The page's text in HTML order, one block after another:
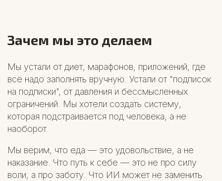
Зачем мы это делаем
Мы устали от диет, марафонов, приложений, где
всё надо заполнять вручную. Устали от "подписок
на подписки", от давления и бессмысленных
ограничений. Мы хотели создать систему,
которая подстраивается под человека, а не
наоборот.
Мы верим, что еда — это удовольствие, а не
наказание. Что путь к себе — это не про силу
воли, а про заботу. Что ИИ может не заменить